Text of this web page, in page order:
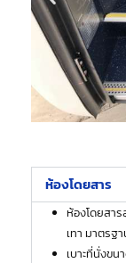
ห้องโดยสาร​
ห้องโดยสาร
เทา มาตรฐ
เบาะที่นั่งข